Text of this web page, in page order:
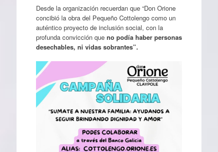
Desde la organización recuerdan que “Don Orione
concibió la obra del Pequeño Cottolengo como un
auténtico proyecto de inclusión social, con la
profunda convicción que no podía haber personas
desechables, ni vidas sobrantes”.